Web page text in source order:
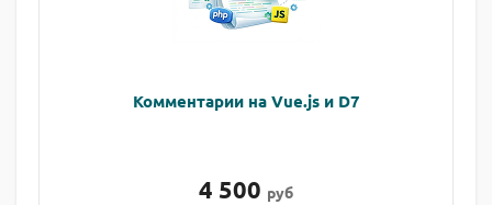
Комментарии на Vue.js и D7
4 500 руб